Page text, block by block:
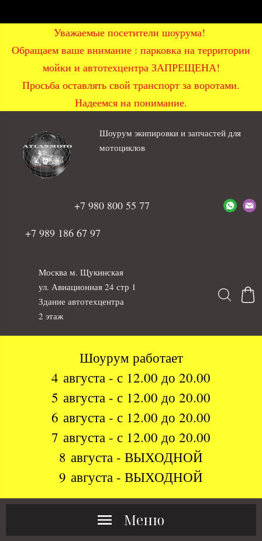
Уважаемые посетители шоурума!
Обращаем ваше внимание : парковка на территории
мойки и автотехцентра ЗАПРЕЩЕНА!
Просьба оставлять свой транспорт за воротами.
Надеемся на понимание.
Шоурум экипировки и запчастей для
мотоциклов
+7 980 800 55 77
+7 989 186 67 97
Москва м. Щукинская
ул. Авиационная 24 стр 1
Здание автотехцентра
2 этаж
Шоурум работает
4 августа - с 12.00 до 20.00
5 августа - с 12.00 до 20.00
6 августа - с 12.00 до 20.00
7 августа - с 12.00 до 20.00
8 августа - ВЫХОДНОЙ
9 августа - ВЫХОДНОЙ
Меню